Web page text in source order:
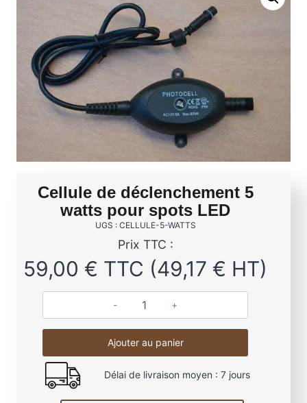
Cellule de déclenchement 5
watts pour spots LED
UGS : CELLULE-5-WATTS
Prix TTC :
59,00 € TTC (49,17 € HT)
q
u
a
t
Ajouter au panier
Délai de livraison moyen : 7 jours